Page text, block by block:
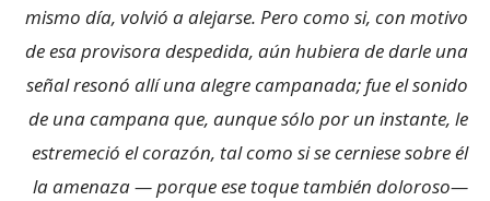
mismo día, volvió a alejarse. Pero como si, con motivo
de esa provisora despedida, aún hubiera de darle una
señal resonó allí una alegre campanada; fue el sonido
de una campana que, aunque sólo por un instante, le
estremeció el corazón, tal como si se cerniese sobre él
la amenaza — porque ese toque también doloroso—